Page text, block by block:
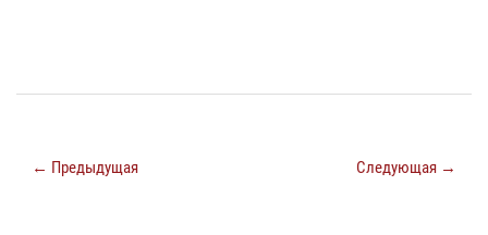
← Предыдущая Следующая →